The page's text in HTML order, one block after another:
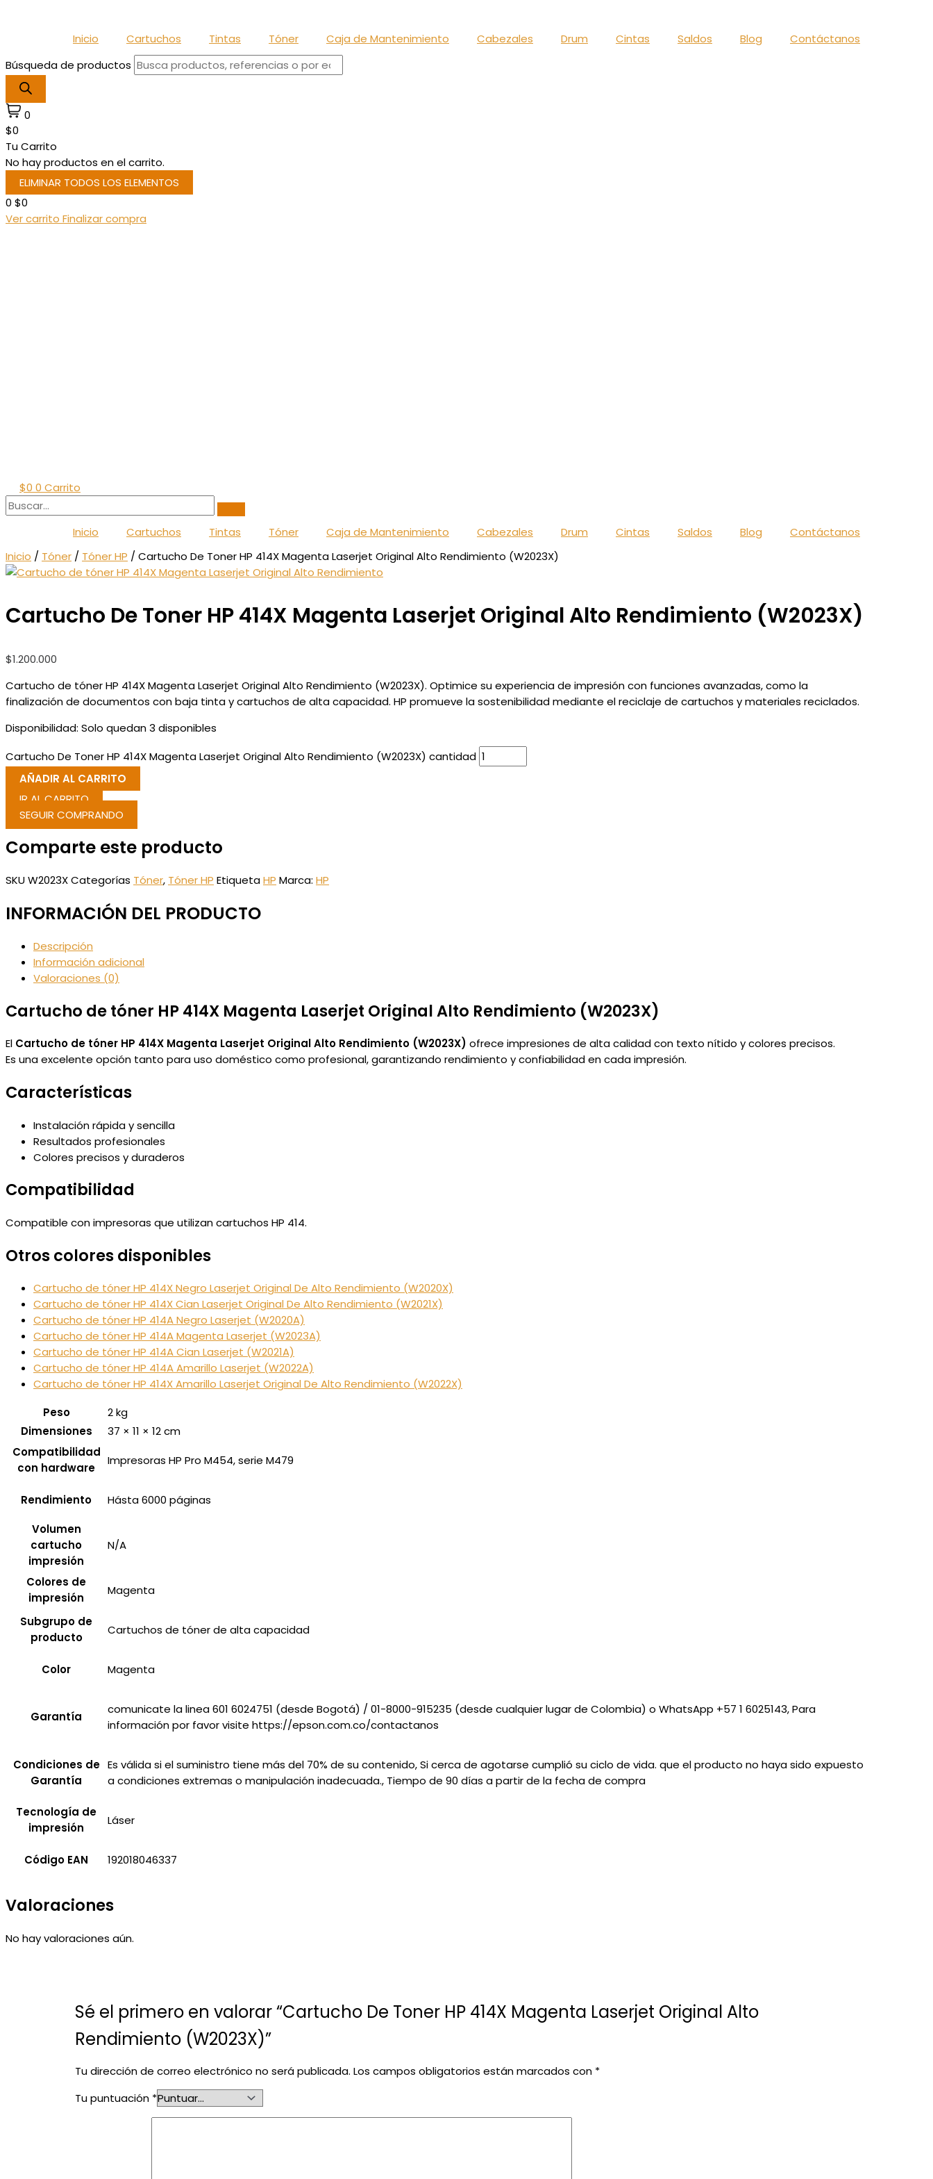
Inicio Cartuchos Tintas Tóner Caja de Mantenimiento Cabezales Drum Cintas Saldos Blog
Contáctanos
Búsqueda de productos
0
$0
Tu Carrito
No hay productos en el carrito.
ELIMINAR TODOS LOS ELEMENTOS
0 $0
Ver carrito Finalizar compra
$0 0 Carrito
Inicio Cartuchos Tintas Tóner Caja de Mantenimiento Cabezales Drum Cintas Saldos Blog
Contáctanos
Inicio / Tóner / Tóner HP / Cartucho De Toner HP 414X Magenta Laserjet Original Alto Rendimiento (W2023X)
Cartucho De Toner HP 414X Magenta Laserjet Original Alto Rendimiento (W2023X)
$1.200.000
Cartucho de tóner HP 414X Magenta Laserjet Original Alto Rendimiento (W2023X). Optimice su experiencia de impresión con funciones avanzadas, como la
finalización de documentos con baja tinta y cartuchos de alta capacidad. HP promueve la sostenibilidad mediante el reciclaje de cartuchos y materiales reciclados.
Disponibilidad: Solo quedan 3 disponibles
Cartucho De Toner HP 414X Magenta Laserjet Original Alto Rendimiento (W2023X) cantidad
AÑADIR AL CARRITO
IR AL CARRITO
SEGUIR COMPRANDO
Comparte este producto
SKUW2023XCategorías Tóner, Tóner HP EtiquetaHP Marca: HP
INFORMACIÓN DEL PRODUCTO
Descripción
Información adicional
Valoraciones (0)
Cartucho de tóner HP 414X Magenta Laserjet Original Alto Rendimiento (W2023X)
El Cartucho de tóner HP 414X Magenta Laserjet Original Alto Rendimiento (W2023X) ofrece impresiones de alta calidad con texto nítido y colores precisos.
Es una excelente opción tanto para uso doméstico como profesional, garantizando rendimiento y confiabilidad en cada impresión.
Características
Instalación rápida y sencilla
Resultados profesionales
Colores precisos y duraderos
Compatibilidad
Compatible con impresoras que utilizan cartuchos HP 414.
Otros colores disponibles
Cartucho de tóner HP 414X Negro Laserjet Original De Alto Rendimiento (W2020X)
Cartucho de tóner HP 414X Cian Laserjet Original De Alto Rendimiento (W2021X)
Cartucho de tóner HP 414A Negro Laserjet (W2020A)
Cartucho de tóner HP 414A Magenta Laserjet (W2023A)
Cartucho de tóner HP 414A Cian Laserjet (W2021A)
Cartucho de tóner HP 414A Amarillo Laserjet (W2022A)
Cartucho de tóner HP 414X Amarillo Laserjet Original De Alto Rendimiento (W2022X)
Peso
2 kg
Dimensiones
37 × 11 × 12 cm
Compatibilidad
con hardware
Impresoras HP Pro M454, serie M479
Rendimiento
Hásta 6000 páginas
Volumen
cartucho
impresión
N/A
Colores de
impresión
Magenta
Subgrupo de
producto
Cartuchos de tóner de alta capacidad
Color Magenta
Garantía
comunicate la linea 601 6024751 (desde Bogotá) / 01-8000-915235 (desde cualquier lugar de Colombia) o WhatsApp +57 1 6025143, Para
información por favor visite https://epson.com.co/contactanos
Condiciones de
Garantía
Es válida si el suministro tiene más del 70% de su contenido, Si cerca de agotarse cumplió su ciclo de vida. que el producto no haya sido expuesto
a condiciones extremas o manipulación inadecuada., Tiempo de 90 días a partir de la fecha de compra
Tecnología de
impresión
Láser
Código EAN 192018046337
Valoraciones
No hay valoraciones aún.
Sé el primero en valorar “Cartucho De Toner HP 414X Magenta Laserjet Original Alto
Rendimiento (W2023X)”
Tu dirección de correo electrónico no será publicada. Los campos obligatorios están marcados con *
Tu puntuación *